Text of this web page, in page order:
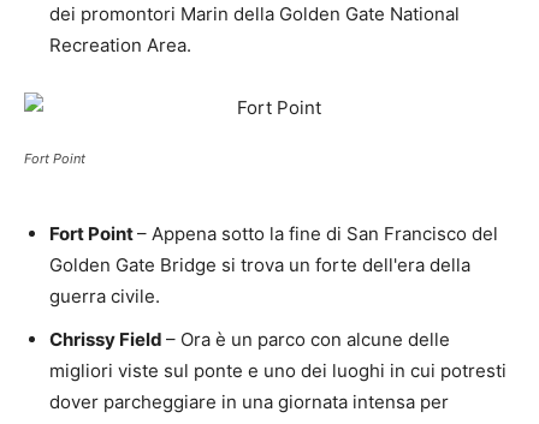
dei promontori Marin della Golden Gate National
Recreation Area.
Fort Point
Fort Point– Appena sotto la fine di San Francisco del
Golden Gate Bridge si trova un forte dell'era della
guerra civile.
Chrissy Field – Ora è un parco con alcune delle
migliori viste sul ponte e uno dei luoghi in cui potresti
dover parcheggiare in una giornata intensa per